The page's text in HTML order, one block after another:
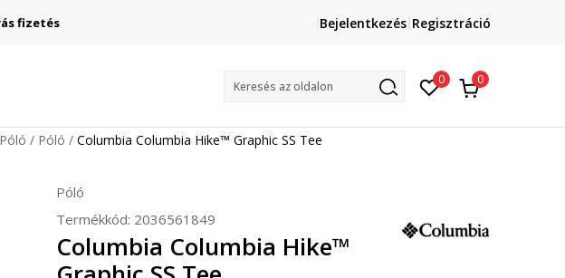
fizetés
Lépj velünk kapcsolatba
online@sport-vision.huBejelentkezés Regisztráció
Keresés az oldalon 0 0
Póló Póló Columbia Columbia Hike™ Graphic SS Tee
Póló
Termékkód: 2036561849
Columbia Columbia Hike™